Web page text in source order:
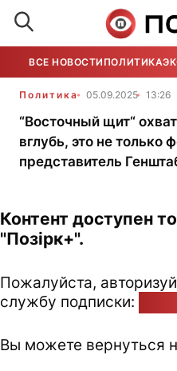
ВСЕ НОВОСТИ ПОЛИТИКА
Политика 05.09.2025 13:26
“Восточный щит“
вглубь, это не только
представитель
Контент доступен
"Позірк+".
Пожалуйста,
службу подписки:
Вы можете вернуться